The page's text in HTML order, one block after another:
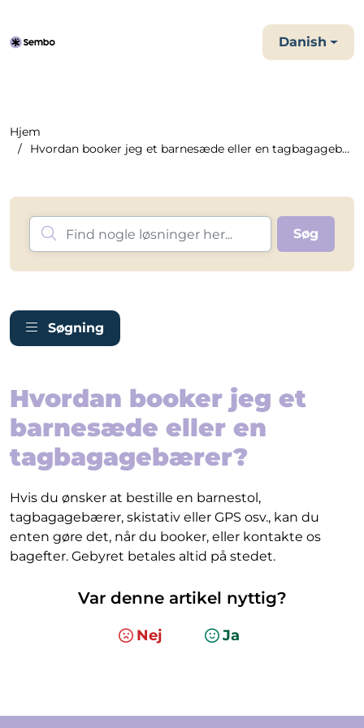
Danish
Hjem
Hvordan booker jeg et barnesæde eller en tagbagagebærer?
Søgning
Hvordan booker jeg et
barnesæde eller en
tagbagagebærer?
Hvis du ønsker at bestille en barnestol,
tagbagagebærer, skistativ eller GPS osv., kan du
enten gøre det, når du booker, eller kontakte os
bagefter. Gebyret betales altid på stedet.
Var denne artikel nyttig?
Nej Ja